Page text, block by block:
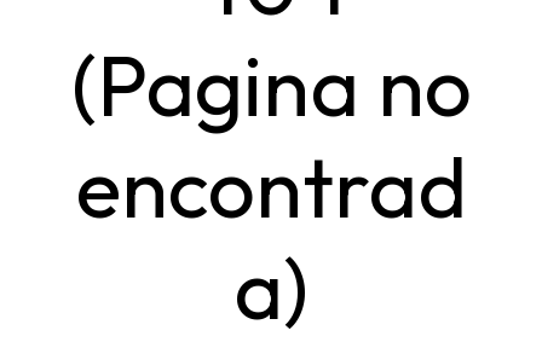
(Pagina no
encontrad
a)